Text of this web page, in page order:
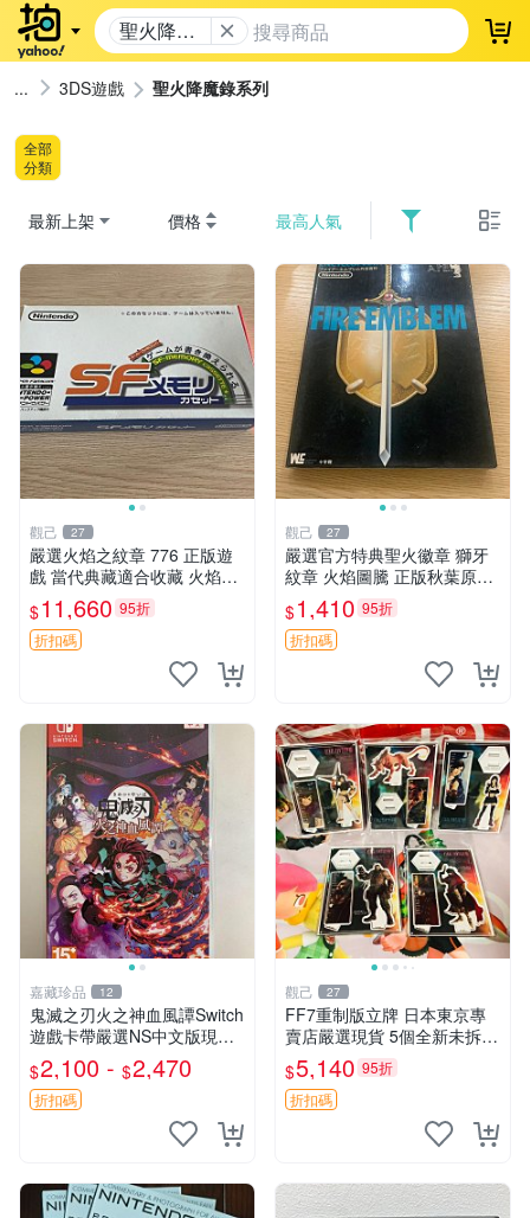
聖火降魔
錄系列
登
3DS遊戲 聖火降魔錄系列
全部
分類
最新上架 價格 最高人氣
觀己 27
嚴選火焰之紋章 776 正版遊
戲 當代典藏適合收藏 火焰之
紋章 角色 典藏版
$11,660 95折
折扣碼
觀己 27
嚴選官方特典聖火徽章 獅牙
紋章 火焰圖騰 正版秋葉原直
送 聖火紋章 套裝 獅牙紋章
$1,410 95折
折扣碼
嘉藏珍品 12
鬼滅之刃火之神血風譚Switch
遊戲卡帶嚴選NS中文版現貨
鬼滅之刃 Switch 中文 游戲卡
帶 發貨快
$2,100 - $2,470
折扣碼
觀己 27
FF7重制版立牌 日本東京專
賣店嚴選現貨 5個全新未拆封
最終幻想7重制版 立牌 日本
原裝 正品現貨 5個包快遞
$5,140 95折
折扣碼